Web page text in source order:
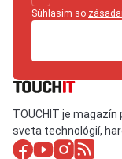
Súhlasím so
TOUCHIT je
sveta technológií,